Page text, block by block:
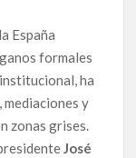
España
formales
ha
mediaciones y
zonas grises.
José